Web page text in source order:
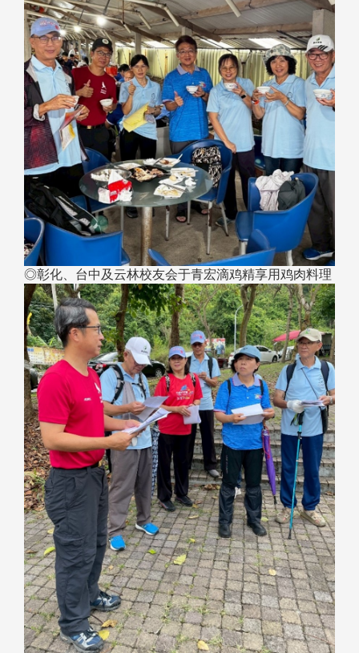
◎彰化、台中及云林校友会于青宏滴鸡精享用鸡肉料理